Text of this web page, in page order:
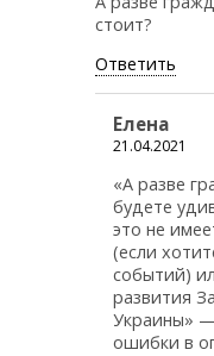
стоит?
Ответить
Елена
21.04.2021
«А разве
будете
это не
(если
событий)
развития
Украины»
ошибки в